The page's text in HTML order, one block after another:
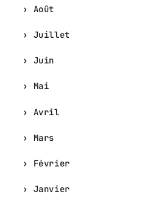
Août
Juillet
Juin
Mai
Avril
Mars
Février
Janvier